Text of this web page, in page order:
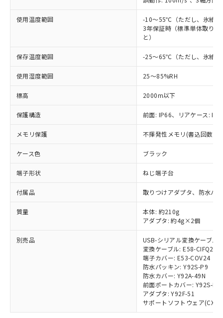
使用温度範囲
-10～55℃（ただし、氷結、
3年保証時（標準単体取り
と）
保存温度範囲 -25～65℃（ただし、氷結、
使用湿度範囲 25～85%RH
標高 2000m以下
保護構造 前面: IP66、リアケース:
メモリ保護 不揮発性メモリ(書込回数:
ケース色 ブラック
端子形状 ねじ端子台
付属品 取りつけアダプタ、防水パ
質量
本体: 約210g
アダプタ: 約4g×2個
別売品
USB-シリアル変換ケーブル:
変換ケーブル: E58-CIFQ2-E
端子カバー: E53-COV24
防水パッキン: Y92S-P9
防水カバー: Y92A-49N
前面ポートカバー: Y92S-P7
アダプタ: Y92F-51
サポートソフトウェア(CX-
当社制御機器事業取扱商品の中には、
本サービスの対象外となる商品もある
在庫状況および標準価格照会結果は、
記載している更新日時点での社内デー
タに基づき作成されるものであり、閲
覧された時点での実際の在庫および標
準価格とは異なる場合があることをご
正式な納期状況および標準価格はお客
様のお取引先、またはお客様担当のオ
ムロン制御機器販売店・当社販売員に
オムロン制御機器販売店や当社販売拠
販売ネットワーク
」をご確認
在庫状況および標準価格結果を当社の
事前の承諾なく第三者に漏洩または開
示しないようお願いします。
マイパーツ機能（部品リスト作成サー
ビス）をご利用いただくには、I-Web
メンバーズにご登録されている必要が
お客様が当ウェブサイト上で当社にご
登録された部品リストについて、当社
および当社の共同利用者が、当社の製
品・サービスに関するお客様との取
引・商談に必要な範囲で利用すること
をご了承ください。
非該当品：ライセンス料など無形物で、有
害物質有無と関係のない商品です。
仕入先様の事情により、非含有部品として
いたものが、含有品と判明した場合などや
むを得ず変更することがあります。
鉛(Pb) 1000ppm以下、 水銀(Hg) 1000ppm以下、 カド
類(PBB) 1000ppm以下、ポリ臭化ジフェニルエーテル類
(PBDE) 1000ppm以下、フタル酸ビス(2-エチルヘキシ
ル) (DEHP)(別名：DOP) 1000ppm以下、フタル酸ブチ
ルベンジル（BBP） 1000ppm以下、フタル酸ジブチル
（DBP） 1000ppm以下、フタル酸ジイソブチル
(DIBP) 1000ppm以下
但し、RoHS指令で産業用監視および制御機器に対する
フタル酸エステル類の４物質については閾値を超える意
図的な使用がないことを確認しています。
部品在庫の切り替え状況などにより、予定
※3 非含有証明書ダウンロード
下記の非含有証明書をダウンロードするこ
「○」：最大均質材料含有率が中国RoHSの
「×」：最大均質材料含有率が中国RoHSの
基準値を超えていることを示します。
「－」：未確認です。当社販売部門へお問
い合わせください。
*中国RoHS10物質の基準値 (GB/T26572)：
Pb(鉛) :1000ppm、 Hg(水銀) : 1000ppm、 Cd(カドミウ
Cr(Ⅵ)(六価クロム) : 1000ppm、 PBBs(ポリ臭化ビフェ
ニル類) : 1000ppm、 PBDEs(ポリ臭化ジフェニルエーテ
ル類) : 1000ppm、
ル) : 1000ppm、
DEHP(フタル酸ビス(2-エチルヘキシル)) : 1000ppm
※2 環境保護使用期限
「ｅ」：有害物質（10物質）のすべてが基
準値以下であることを示します。
「10」：通常の使用状況下において有害物
質が外部に漏えいし、環境に深刻な影響を
「－」：未確認です。当社販売部門へお問
当社は、これら貴社製品のうち、外国
為替および外国貿易法に定める商品
（以下｢規制貨物等」という）を輸出
または国外への提供する場合は、日本
国政府の輸出許可(または役務取引許
可)を取得するなどの必要な手続きを
当社は規制貨物を破棄する場合は、完
全に破砕するなど、違法に輸出されな
いよう必要な手段を講じます。
当社は貴社製品を、核兵器、ミサイ
ル、化学兵器、生物兵器またはその他
武器並びにこれらの製造装置等に一切
当社は、貴社製品を第三者に販売する
場合は、上記1、2および3の内容を当
該第三者に通知します。また当社は、
販売先および販売に係わる関係者が違
法に輸出するおそれがある場合は、取
キャンセル
記
一定数以上の在庫あり
一定数には満たないが在庫あり
在庫なし(最新の在庫状況につ
いては、お客様のお取引先、ま
たはお客様担当のオムロン制御
機器販売店・当社販売員にご確
受注生産機種、また在庫状況の
情報を公開していない機種